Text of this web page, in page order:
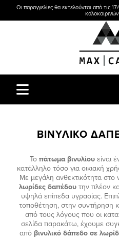
Οι παραγγελίες θα εκτελούνται από τις
ΒΙΝΥΛΙΚΟ
Το πάτωμα βινυλίου είναι
κατάλληλο τόσο για οικιακή
Με μεγάλη ανθεκτικότητα στο
λωρίδες δαπέδου την πλέον
υψηλά επίπεδα υγρασίας.
τοποθέτηση, στην συντήρηση
από τους λόγους που οι
σελίδα παρακάτω, έχουμε
από βινυλικό δάπεδο σε